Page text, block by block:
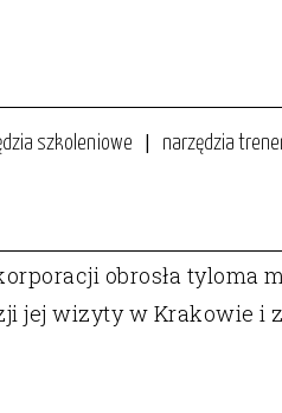
szkoleniowe narzędzia
obrosła tyloma
jej wizyty w Krakowie i